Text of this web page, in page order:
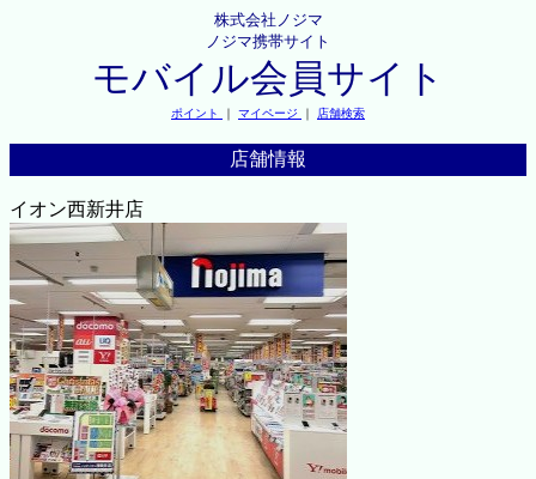
株式会社ノジマ
ノジマ携帯サイト
モバイル会員サイト
ポイント ｜ マイページ ｜ 店舗検索
店舗情報
イオン西新井店